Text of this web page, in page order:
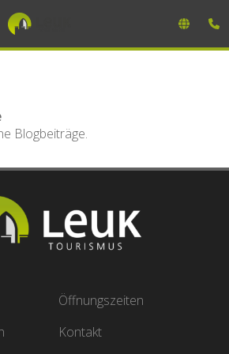
Blogbeiträge.
Öffnungszeiten
Kontakt